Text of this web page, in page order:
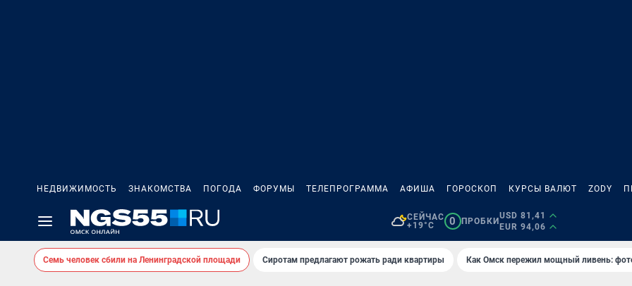
НЕДВИЖИМОСТЬ ЗНАКОМСТВА ПОГОДА ФОРУМЫ ТЕЛЕПРОГРАММА АФИША ГОРОСКОП КУРСЫ ВАЛЮТ ZODY
СЕЙЧАС
+19°C
0 ПРОБКИ
USD 81,41
EUR 94,06
Семь человек сбили на Ленинградской площади Сиротам предлагают рожать ради квартиры Как Омск пережил мощный ливень: